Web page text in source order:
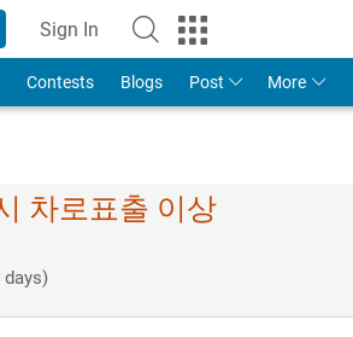
Sign In
Contests Blogs Post More
차로표출 이상